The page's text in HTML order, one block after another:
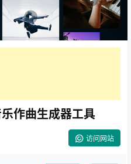
作曲生成器工具
访问网站